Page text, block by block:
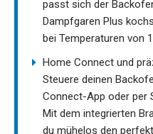
passt sich der
Dampfgaren Plus
bei Temperaturen von
Home Connect und
Steuere deinen
Connect-App oder per
Mit dem integrierten
du mühelos den